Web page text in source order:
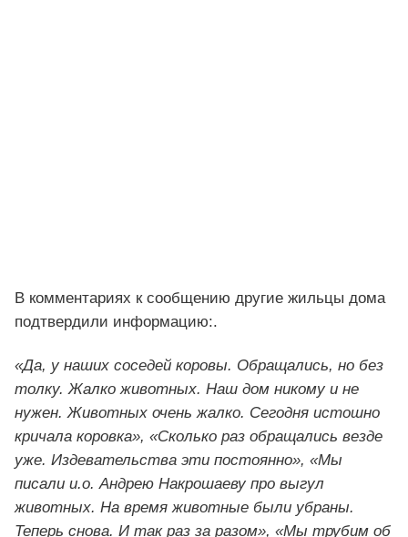
В комментариях к сообщению другие жильцы дома
подтвердили информацию:.
«Да, у наших соседей коровы. Обращались, но без
толку. Жалко животных. Наш дом никому и не
нужен. Животных очень жалко. Сегодня истошно
кричала коровка», «Сколько раз обращались везде
уже. Издевательства эти постоянно», «Мы
писали и.о. Андрею Накрошаеву про выгул
животных. На время животные были убраны.
Теперь снова. И так раз за разом», «Мы трубим об